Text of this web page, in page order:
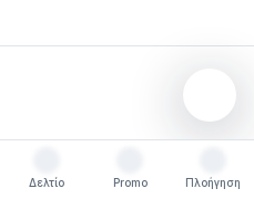
Δελτίο
Promo
Πλοήγηση